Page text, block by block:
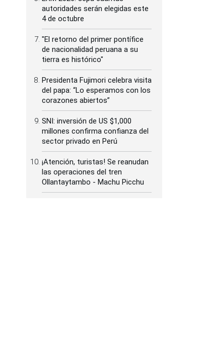
autoridades serán elegidas este
4 de octubre
"El retorno del primer pontífice
de nacionalidad peruana a su
tierra es histórico"
Presidenta Fujimori celebra visita
del papa: “Lo esperamos con los
corazones abiertos”
SNI: inversión de US $1,000
millones confirma confianza del
sector privado en Perú
¡Atención, turistas! Se reanudan
las operaciones del tren
Ollantaytambo - Machu Picchu